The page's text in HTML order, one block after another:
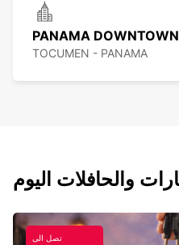
PANAMA DOWNTOWN
TOCUMEN - PANAMA
تصل الى